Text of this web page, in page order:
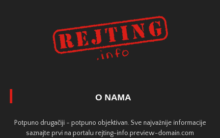
O NAMA
Potpuno drugačiji - potpuno objektivan. Sve najvažnije informacije
saznajte prvi na portalu rejting-info.preview-domain.com